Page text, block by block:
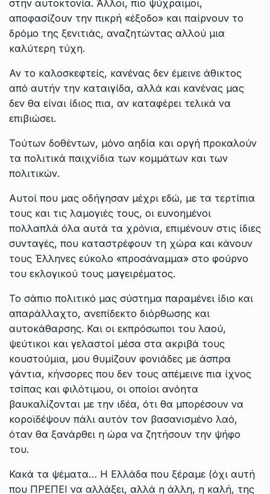
στην αυτοκτονία. Άλλοι, πιο ψύχραιμοι,
αποφασίζουν την πικρή «έξοδο» και παίρνουν το
δρόμο της ξενιτιάς, αναζητώντας αλλού μια
καλύτερη τύχη.
Αν το καλοσκεφτείς, κανένας δεν έμεινε άθικτος
από αυτήν την καταιγίδα, αλλά και κανένας μας
δεν θα είναι ίδιος πια, αν καταφέρει τελικά να
επιβιώσει.
Τούτων δοθέντων, μόνο αηδία και οργή προκαλούν
τα πολιτικά παιχνίδια των κομμάτων και των
πολιτικών.
Αυτοί που μας οδήγησαν μέχρι εδώ, με τα τερτίπια
τους και τις λαμογιές τους, οι ευνοημένοι
πολλαπλά όλα αυτά τα χρόνια, επιμένουν στις ίδιες
συνταγές, που καταστρέφουν τη χώρα και κάνουν
τους Έλληνες εύκολο «προσάναμμα» στο φούρνο
του εκλογικού τους μαγειρέματος.
Το σάπιο πολιτικό μας σύστημα παραμένει ίδιο και
απαράλλαχτο, ανεπίδεκτο διόρθωσης και
αυτοκάθαρσης. Και οι εκπρόσωποι του λαού,
ψεύτικοι και γελαστοί μέσα στα ακριβά τους
κουστούμια, μου θυμίζουν φονιάδες με άσπρα
γάντια, κήνσορες που δεν τους απέμεινε πια ίχνος
τσίπας και φιλότιμου, οι οποίοι ανόητα
βαυκαλίζονται με την ιδέα, ότι θα μπορέσουν να
κοροϊδέψουν πάλι αυτόν τον βασανισμένο λαό,
όταν θα ξανάρθει η ώρα να ζητήσουν την ψήφο
του.
Κακά τα ψέματα… Η Ελλάδα που ξέραμε (όχι αυτή
που ΠΡΕΠΕΙ να αλλάξει, αλλά η άλλη, η καλή, της